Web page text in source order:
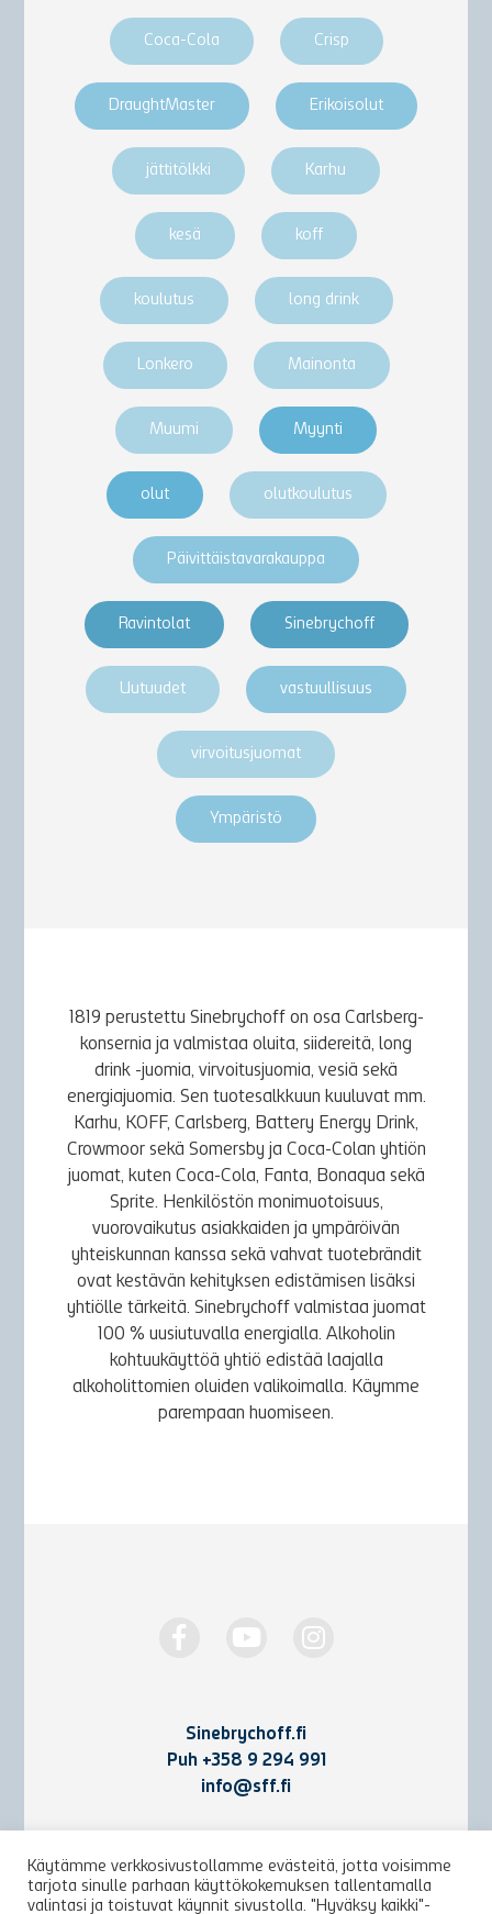
Coca-Cola Crisp
DraughtMaster Erikoisolut
jättitölkki Karhu
kesä koff
koulutus long drink
Lonkero Mainonta
Muumi Myynti
olut olutkoulutus
Päivittäistavarakauppa
Ravintolat Sinebrychoff
Uutuudet vastuullisuus
virvoitusjuomat
Ympäristö
1819 perustettu Sinebrychoff on osa Carlsberg-
konsernia ja valmistaa oluita, siidereitä, long
drink -juomia, virvoitusjuomia, vesiä sekä
energiajuomia. Sen tuotesalkkuun kuuluvat mm.
Karhu, KOFF, Carlsberg, Battery Energy Drink,
Crowmoor sekä Somersby ja Coca-Colan yhtiön
juomat, kuten Coca-Cola, Fanta, Bonaqua sekä
Sprite. Henkilöstön monimuotoisuus,
vuorovaikutus asiakkaiden ja ympäröivän
yhteiskunnan kanssa sekä vahvat tuotebrändit
ovat kestävän kehityksen edistämisen lisäksi
yhtiölle tärkeitä. Sinebrychoff valmistaa juomat
100 % uusiutuvalla energialla. Alkoholin
kohtuukäyttöä yhtiö edistää laajalla
alkoholittomien oluiden valikoimalla. Käymme
parempaan huomiseen.
Sinebrychoff.fi
Puh +358 9 294 991
info@sff.fi
Yhteystiedot
Käyttöehdot ja rekisteriseloste
Käytämme verkkosivustollamme evästeitä, jotta voisimme
tarjota sinulle parhaan käyttökokemuksen tallentamalla
valintasi ja toistuvat käynnit sivustolla. "Hyväksy kaikki"-